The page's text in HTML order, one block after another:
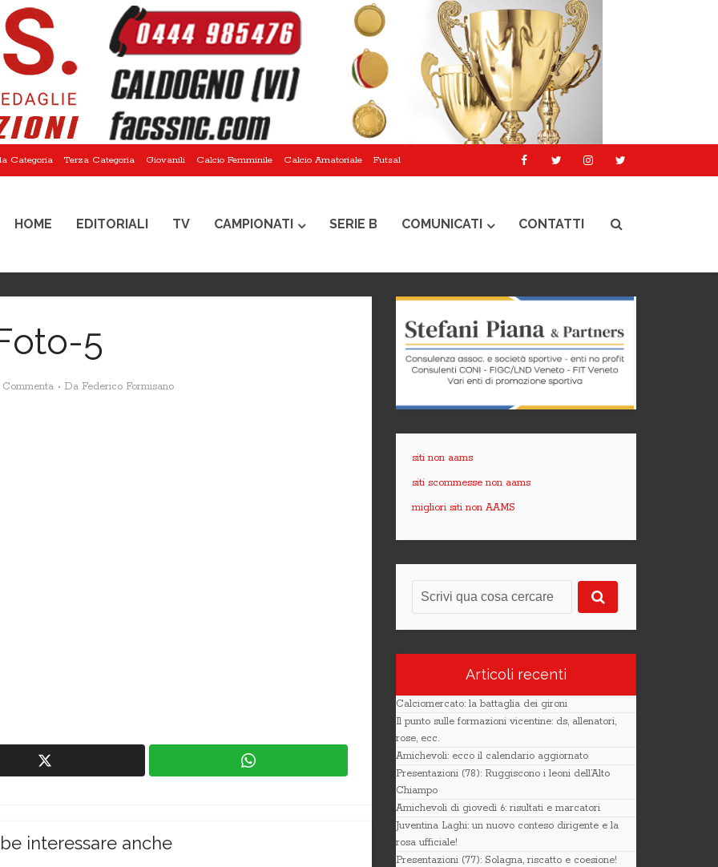
Categoria Terza Categoria Giovanili Calcio Femminile Calcio Amatoriale Futsal
HOME EDITORIALI TV CAMPIONATI SERIE B COMUNICATI CONTATTI
5
Commenta Da Federico Formisano
interessare anche
siti non aams
siti scommesse non aams
migliori siti non AAMS
Articoli recenti
Calciomercato: la battaglia dei gironi
Il punto sulle formazioni vicentine: ds, allenatori,
rose, ecc.
Amichevoli: ecco il calendario aggiornato
Presentazioni (78): Ruggiscono i leoni dell’Alto
Chiampo
Amichevoli di giovedì 6: risultati e marcatori
Juventina Laghi: un nuovo conteso dirigente e la
rosa ufficiale!
Presentazioni (77): Solagna, riscatto e coesione!